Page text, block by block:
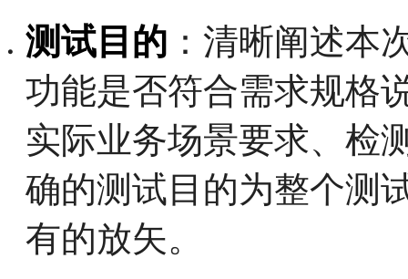
测试目的 ：清晰阐述本
功能是否符合需求规格
实际业务场景要求、检
确的测试目的为整个测
有的放矢。